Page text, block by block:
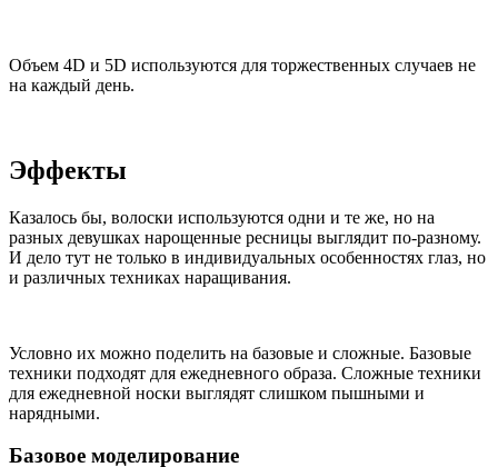
Объем 4D и 5D используются для торжественных случаев не
на каждый день.
Эффекты
Казалось бы, волоски используются одни и те же, но на
разных девушках нарощенные ресницы выглядит по-разному.
И дело тут не только в индивидуальных особенностях глаз, но
и различных техниках наращивания.
Условно их можно поделить на базовые и сложные. Базовые
техники подходят для ежедневного образа. Сложные техники
для ежедневной носки выглядят слишком пышными и
нарядными.
Базовое моделирование